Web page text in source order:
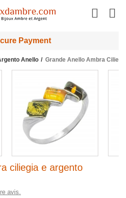
Payment
Anello Grande Anello Ambra
ciliegia e argento
avis.